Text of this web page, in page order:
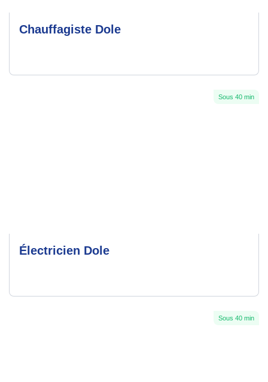
Chauffagiste Dole
Sous 40 min
Électricien Dole
Sous 40 min